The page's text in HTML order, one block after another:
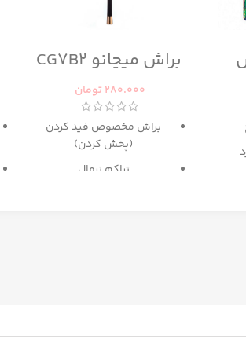
براش میچانو CG7B2
280.000 تومان
براش مخصوص فید کردن
(پخش کردن)
تراکم نرمال